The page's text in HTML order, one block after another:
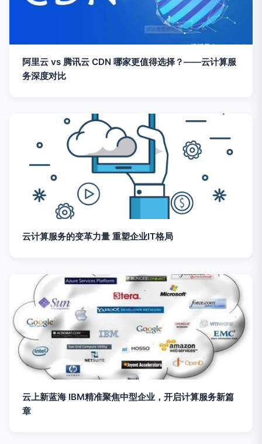
阿里云 vs 腾讯云 CDN 哪家更值得选择？——云计算服
务深度对比
云计算服务的变革力量 重塑企业IT格局
云上新蓝海 IBM精准聚焦中型企业，开启计算服务新篇
章